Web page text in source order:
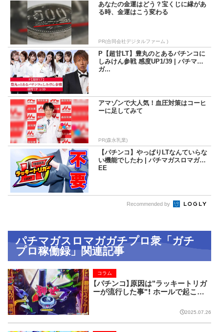
あなたの金運はどう？宝くじに縁があ
る時、金運はこう変わる
PR(合同会社デジタルファーム )
P【超甘LT】豊丸のとあるパチンコに
しみけん参戦 感度UP1/39 | パチマ
ガ...
アマゾンで大人気！血圧対策はコーヒ
ーに足してみて
PR(森永乳業)
【パチンコ】やっぱりLTなんていらな
い機能でしたわ | パチマガスロマガFR
EE
Recommended by
パチマガスロマガガチプロ衆「ガチ
プロ稼働録」関連記事
【パチンコ】原因は"ラッキートリガ
ーが流行した事"！ ホールで起こっ
コラム
2025.07.26